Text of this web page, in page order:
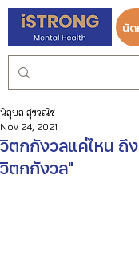
นัด
วิตกกังวลแค่ไหน ถึง
วิตกกังวล"
นิลุบล สุขวณิช
Nov 24, 2021